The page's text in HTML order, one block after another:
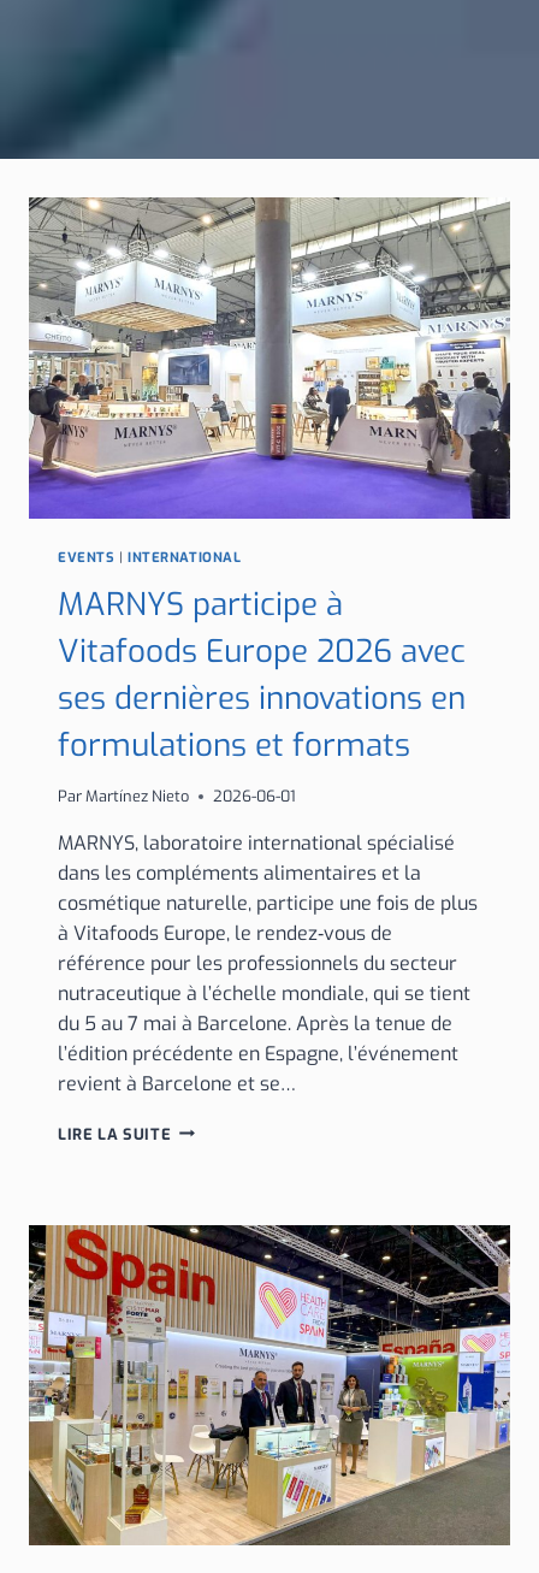
EVENTS |INTERNATIONAL
MARNYS participe à
Vitafoods Europe 2026 avec
ses dernières innovations en
formulations et formats
ParMartínez Nieto 2026-06-01
MARNYS, laboratoire international spécialisé
dans les compléments alimentaires et la
cosmétique naturelle, participe une fois de plus
à Vitafoods Europe, le rendez‑vous de
référence pour les professionnels du secteur
nutraceutique à l’échelle mondiale, qui se tient
du 5 au 7 mai à Barcelone. Après la tenue de
l’édition précédente en Espagne, l’événement
revient à Barcelone et se…
LIRE LA SUITE MARNYS
EUROPE
2026
AVEC
SES
DERNIÈRES
INNOVATIONS
EN
FORMULATIONS
ET
FORMATS